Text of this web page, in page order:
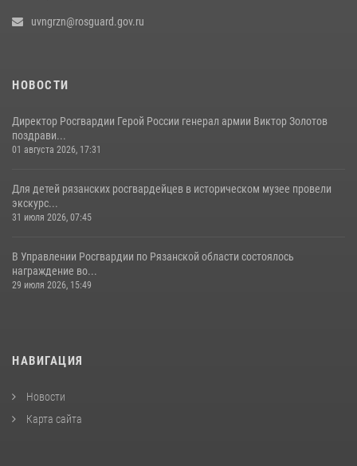
uvngrzn@rosguard.gov.ru
НОВОСТИ
Директор Росгвардии Герой России генерал армии Виктор Золотов
поздрави...
01 августа 2026, 17:31
Для детей рязанских росгвардейцев в историческом музее провели
экскурс...
31 июля 2026, 07:45
В Управлении Росгвардии по Рязанской области состоялось
награждение во...
29 июля 2026, 15:49
НАВИГАЦИЯ
Новости
Карта сайта